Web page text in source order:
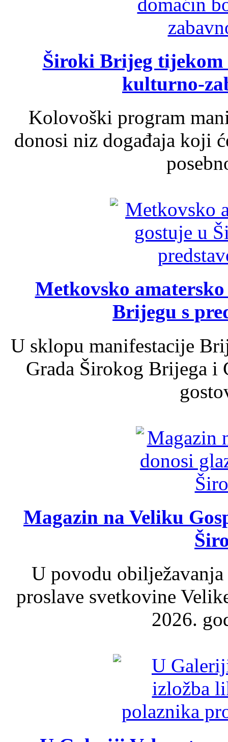
Široki Brijeg tijekom
kulturno-
Kolovoški program
donosi niz događaja koji
Metkovsko
Brijegu s
U sklopu manifestacije
Grada Širokog Brijega
Magazin na Veliku
U povodu
proslave svetkovine
2026.